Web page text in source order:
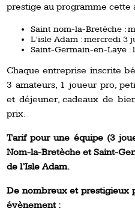
prestige au programme cette
Saint nom-la-Bretèche :
L’isle Adam : mercredi 3
Saint-Germain-en-Laye :
Chaque entreprise inscrite
3 amateurs, 1 joueur pro,
et déjeuner, cadeaux de
prix.
Tarif pour une équipe (3
Nom-la-Bretèche et Saint-
de l’Isle Adam.
De nombreux et prestigieux
évènement :